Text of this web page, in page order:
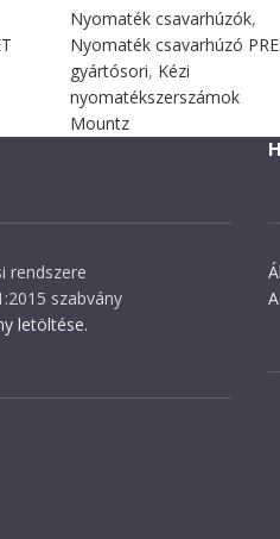
Nyomaték csavarhúzók,
Nyomaték csavarhúzó
gyártósori, Kézi
nyomatékszerszámok
Mountz
rendszere
szabvány
letöltése.